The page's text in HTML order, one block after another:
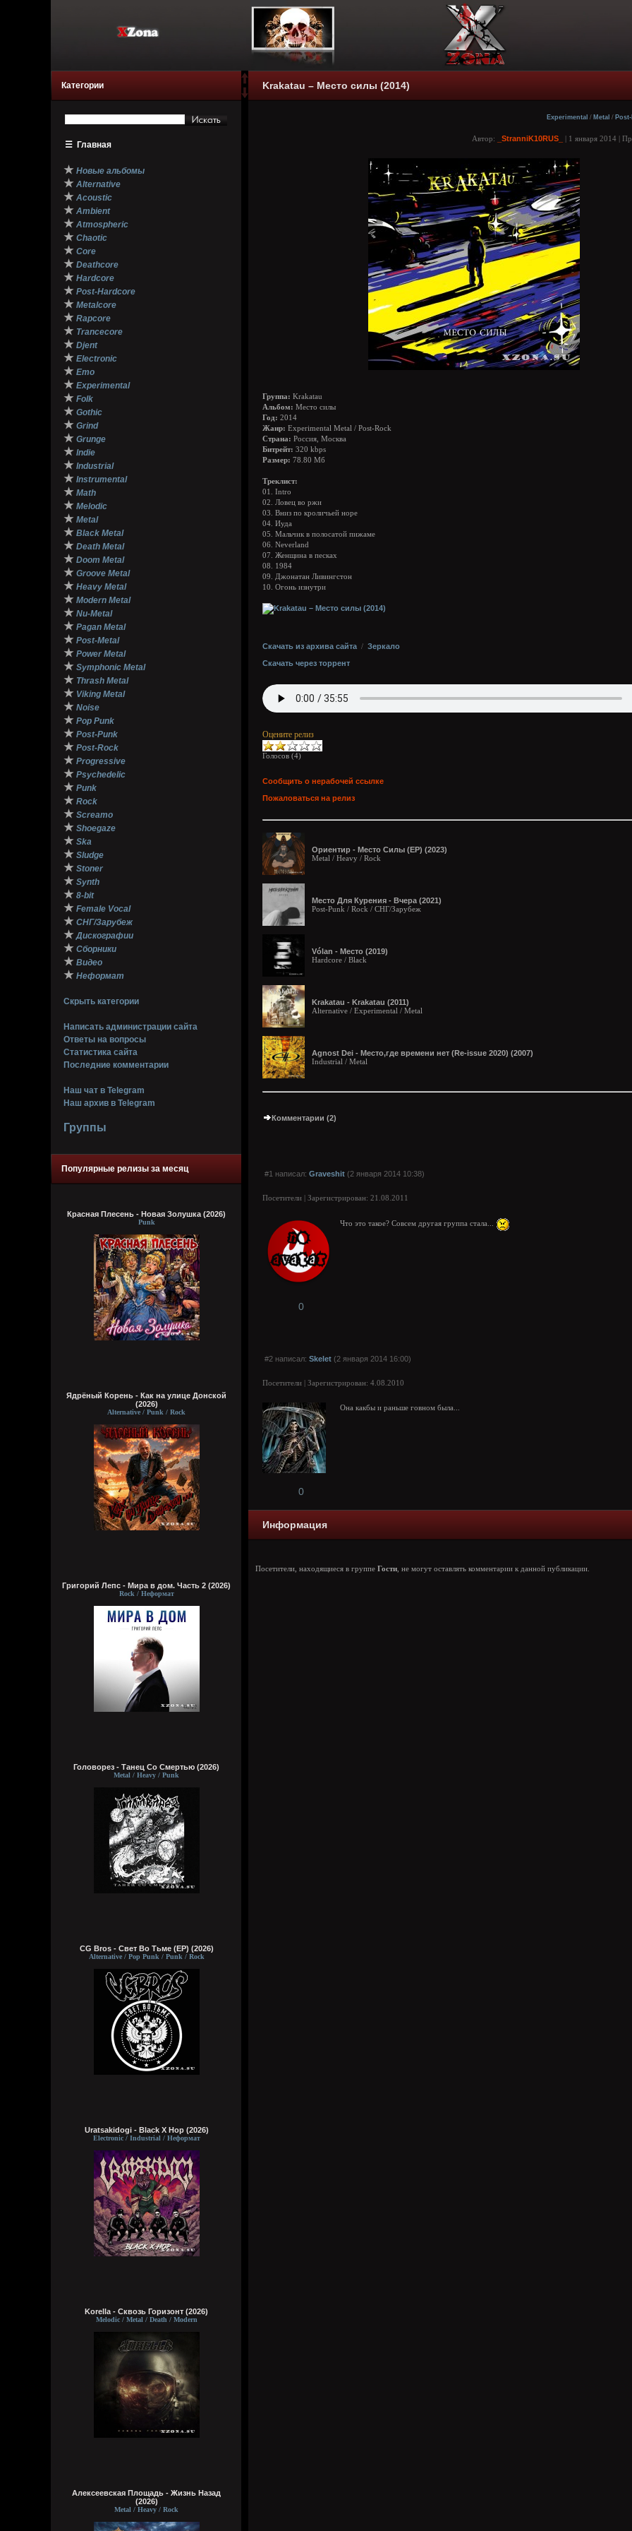
Категории
☰ Главная
★ Новые альбомы
★ Alternative
★ Acoustic
★ Ambient
★ Atmospheric
★ Chaotic
★ Core
★ Deathcore
★ Hardcore
★ Post-Hardcore
★ Metalcore
★ Rapcore
★ Trancecore
★ Djent
★ Electronic
★ Emo
★ Experimental
★ Folk
★ Gothic
★ Grind
★ Grunge
★ Indie
★ Industrial
★ Instrumental
★ Math
★ Melodic
★ Metal
★ Black Metal
★ Death Metal
★ Doom Metal
★ Groove Metal
★ Heavy Metal
★ Modern Metal
★ Nu-Metal
★ Pagan Metal
★ Post-Metal
★ Power Metal
★ Symphonic Metal
★ Thrash Metal
★ Viking Metal
★ Noise
★ Pop Punk
★ Post-Punk
★ Post-Rock
★ Progressive
★ Psychedelic
★ Punk
★ Rock
★ Screamo
★ Shoegaze
★ Ska
★ Sludge
★ Stoner
★ Synth
★ 8-bit
★ Female Vocal
★ СНГ/Зарубеж
★ Дискографии
★ Сборники
★ Видео
★ Неформат
Скрыть категории
Написать администрации сайта
Ответы на вопросы
Статистика сайта
Последние комментарии
Наш чат в Telegram
Наш архив в Telegram
Группы
Популярные релизы за месяц
Красная Плесень - Новая Золушка (2026)
Punk
Ядрёный Корень - Как на улице Донской
(2026)
Alternative / Punk / Rock
Григорий Лепс - Мира в дом. Часть 2 (2026)
Rock / Неформат
Головорез - Tанец Со Смертью (2026)
Metal / Heavy / Punk
CG Bros - Свет Во Тьме (EP) (2026)
Alternative / Pop Punk / Punk / Rock
Uratsakidogi - Black X Hop (2026)
Electronic / Industrial / Неформат
Korella - Сквозь Горизонт (2026)
Melodic / Metal / Death / Modern
Алексеевская Площадь - Жизнь Назад
(2026)
Metal / Heavy / Rock
Krakatau – Место силы (2014)
Experimental / Metal /
Автор: _StranniK10RUS_ | 1 января 2014 |
Группа: Krakatau
Альбом: Место силы
Год: 2014
Жанр: Experimental Metal / Post-Rock
Страна: Россия, Москва
Битрейт: 320 kbps
Размер: 78.80 Мб
Треклист:
01. Intro
02. Ловец во ржи
03. Вниз по кроличьей норе
04. Иуда
05. Мальчик в полосатой пижаме
06. Neverland
07. Женщина в песках
08. 1984
09. Джонатан Ливингстон
10. Огонь изнутри
Скачать из архива сайта / Зеркало
Скачать через торрент
Оцените релиз
Голосов (4)
Сообщить о нерабочей ссылке
Пожаловаться на релиз
Ориентир - Место Силы (EP) (2023)
Metal / Heavy / Rock
Место Для Курения - Вчера (2021)
Post-Punk / Rock / СНГ/Зарубеж
Vólan - Место (2019)
Hardcore / Black
Krakatau - Krakatau (2011)
Alternative / Experimental / Metal
Agnost Dei - Место,где времени нет (Re-issue 2020) (2007)
Industrial / Metal
Комментарии (2)
#1 написал: Graveshit (2 января 2014 10:38)
Посетители | Зарегистрирован: 21.08.2011
Что это такое? Совсем другая группа стала...
0
#2 написал: Skelet (2 января 2014 16:00)
Посетители | Зарегистрирован: 4.08.2010
Она какбы и раньше говном была...
0
Информация
Посетители, находящиеся в группе Гости , не могут оставлять комментарии к данной публикации.